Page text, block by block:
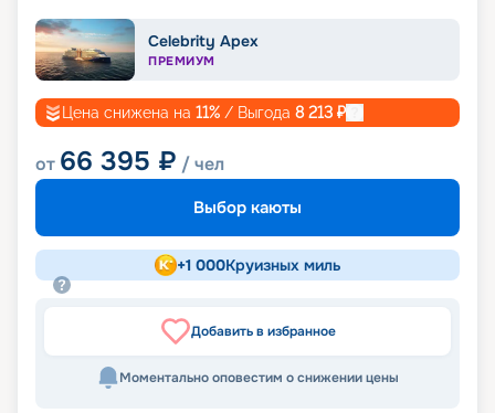
Celebrity Apex
ПРЕМИУМ
Цена снижена на 11% / Выгода 8 213 ₽
от 66 395 ₽ / чел
Выбор каюты
+1 000Круизных миль
Добавить в избранное
Моментально оповестим о снижении цены